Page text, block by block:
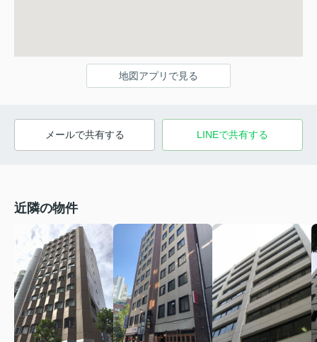
地図アプリで見る
メールで共有する LINEで共有する
近隣の物件